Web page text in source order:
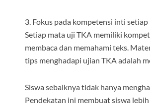
3. Fokus pada kompetensi inti
Setiap mata uji TKA memiliki
membaca dan memahami teks.
tips menghadapi ujian TKA adalah
Siswa sebaiknya tidak hanya
Pendekatan ini membuat siswa